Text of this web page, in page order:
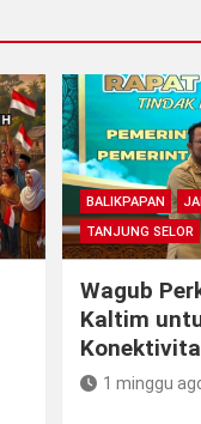
BALIKPAPAN
TANJUNG SELOR
Wagub
Kaltim
1 minggu